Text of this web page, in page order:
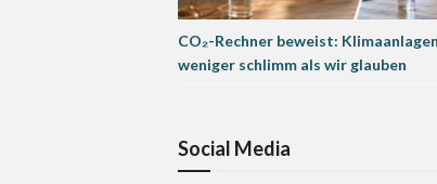
CO₂-Rechner beweist:
weniger schlimm als wir glauben
Social Media